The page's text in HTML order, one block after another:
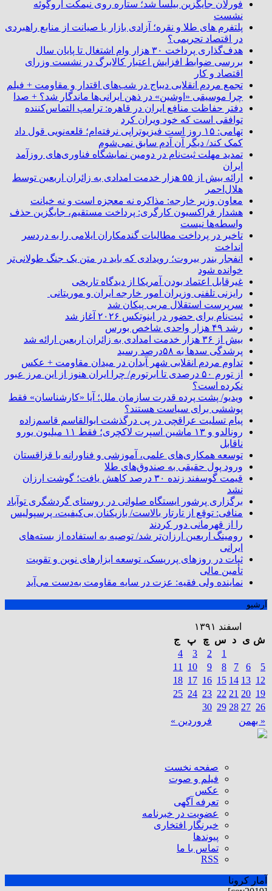
فورلان جایگزین بیلسا شد؛ ستاره روی نیمکت اروگوئه
نشست
پلتفرم ‌های طلا و نقره؛ آزادی بازار یا صیانت از منابع راهبردی
در اقتصاد تحریمی؟
هدف‌گذاری پرداخت ۳۰ هزار وام اشتغال تا پایان سال
بررسی ضوابط افزایش اعتبار کالابرگ در نشست وزرای
اقتصاد و کار
تجمع مردم انقلابی دیباج در شب‌های اقتدار و مقاومت + فیلم
چرا موسیقی «اوشین» در ذهن ایرانی‌ها ماندگار شد؟ + صدا
دفتر حفاظت منافع ایران در قاهره: ترامپ التماس‌کننده
توافقی است که خود ویران کرد
تهامی: ۱۵ روز است فیزیوتراپی نرفته‌ام؛ قلعه‌نویی قول داد
کمک کند/ دیگر آن آدم سابق نمی‌شوم
تمدید مهلت ثبت‌نام در دومین نمایشگاه فناوری‌های روزآمد
ایران
ارائه بیش از ۵۵ هزار خدمت امدادی به زائران اربعین توسط
هلال‌احمر
معاون وزیر خارجه: مذاکره نه معجزه است و نه خیانت
هشدار فراکسیون کارگری: پرداخت مستقیم، جایگزین حذف
واسطه‌ها نیست
تاخیر در پرداخت مطالبات گندمکاران ایلامی را به دردسر
انداخت
انفجار بندر بیروت؛ رویدادی که باید در متن یک جنگ طولانی‌تر
خوانده شود
غیرقابل اعتماد بودن آمریکا از دیدگاه تاریخی
رایزنی تلفنی وزیران امور خارجه ایران و موریتانی
سرپرست استقلال مربی پیکان شد
ثبت‌نام برای حضور در اینوتکس ۲۰۲۶ آغاز شد
رشد ۴۹ هزار واحدی شاخص بورس
بیش از ۳۶ هزار خدمت امدادی به زائران اربعین ارائه شد
پرشدگی سدها به ۵۸درصد رسید
تداوم مردم انقلابی شهر آبدان در میدان مقاومت + عکس
از تورم ۵۰ درصدی تا ابرتورم/ چرا ایران هنوز از این مرز عبور
نکرده است؟
ویدیو/ پشت پرده قدرت سازمان ملل؛ آیا «کارشناسان» فقط
پوششی برای سیاست هستند؟
پیام تسلیت عراقچی در پی درگذشت ابوالقاسم قاسم‌زاده
رونالدو و ۱۳ ماشین اسپرت لاکچری؛ فقط ۱۱ میلیون یورو
ناقابل
توسعه همکاری‌های علمی، آموزشی و فناورانه با قزاقستان
ورود پول حقیقی به صندوق‌های طلا
قیمت گوسفند زنده ۳۰ درصد کاهش یافت؛ گوشت ارزان
نشد
برگزاری پرشور ایستگاه صلواتی در روستای گردشگری توآباد
منافی: توقع از تارتار بالاست/ بازیکنان بی‌کیفیت، پرسپولیس
را از قهرمانی دور کردند
رومینگ اربعین ارزان‌تر شد/ توصیه به استفاده از بسته‌های
ایرانی
ثبات در روزهای پرریسک، توسعه ابزارهای نوین و تقویت
تأمین مالی
نماینده ولی فقیه: عزت در سایه مقاومت به‌دست می‌آید
آرشیو
اسفند ۱۳۹۱
ش ی د س چ پ ج
« بهمن فروردین »
1
2
3
4
5
6
7
8
9
10
11
12
13
14
15
16
17
18
19
20
21
22
23
24
25
26
27
28
29
30
صفحه نخست
فیلم و صوت
عکس
تعرفه آگهی
عضویت در خبرنامه
خبرنگار افتخاری
پیوندها
تماس با ما
RSS
آمار کرونا